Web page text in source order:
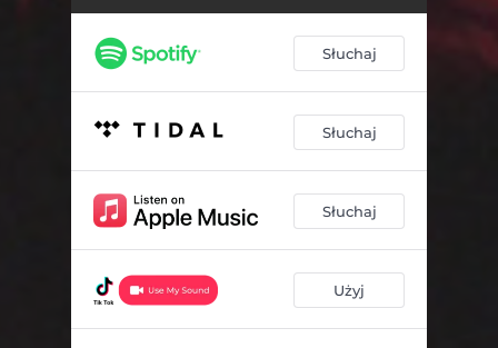
Słuchaj
Słuchaj
Słuchaj
Użyj